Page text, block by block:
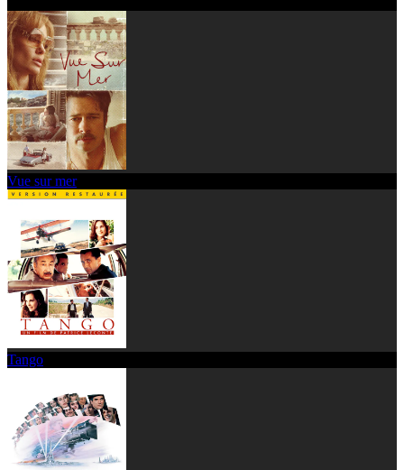
Vue sur mer
Tango